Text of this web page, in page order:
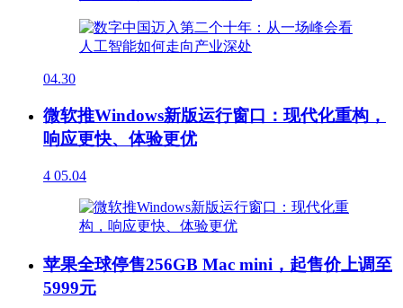
04.30
微软推Windows新版运行窗口：现代化重构，
响应更快、体验更优
4 05.04
苹果全球停售256GB Mac mini，起售价上调至
5999元